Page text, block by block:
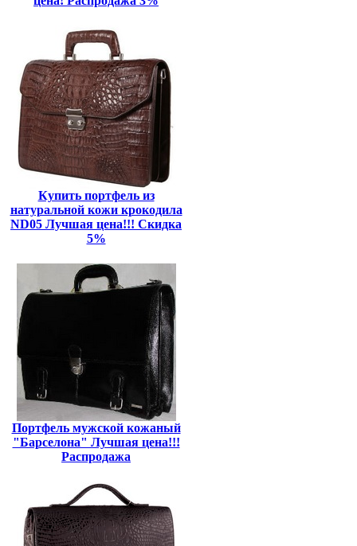
Купить портфель из
натуральной кожи крокодила
ND05 Лучшая цена!!! Скидка
5%
Портфель мужской кожаный
"Барселона" Лучшая цена!!!
Распродажа